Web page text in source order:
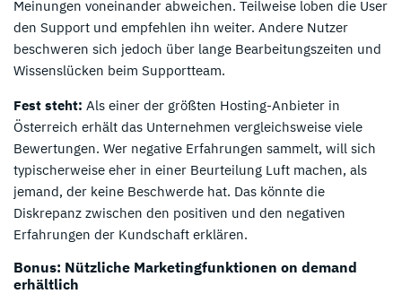
Meinungen voneinander abweichen. Teilweise loben die User
den Support und empfehlen ihn weiter. Andere Nutzer
beschweren sich jedoch über lange Bearbeitungszeiten und
Wissenslücken beim Supportteam.
Fest steht: Als einer der größten Hosting-Anbieter in
Österreich erhält das Unternehmen vergleichsweise viele
Bewertungen. Wer negative Erfahrungen sammelt, will sich
typischerweise eher in einer Beurteilung Luft machen, als
jemand, der keine Beschwerde hat. Das könnte die
Diskrepanz zwischen den positiven und den negativen
Erfahrungen der Kundschaft erklären.
Bonus: Nützliche Marketingfunktionen on demand
erhältlich